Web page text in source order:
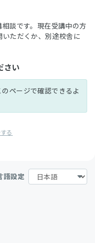
談です。現在受講中の方
ただくか、別途校舎に
さい
ページで確認できるよ
る
語設定